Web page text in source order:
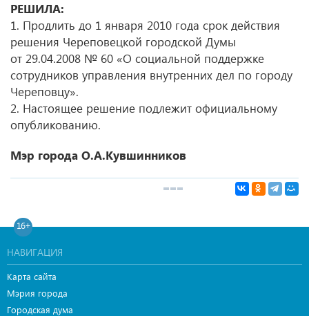
РЕШИЛА:
1. Продлить до 1 января 2010 года срок действия
решения Череповецкой городской Думы
от 29.04.2008 № 60 «О социальной поддержке
сотрудников управления внутренних дел по городу
Череповцу».
2. Настоящее решение подлежит официальному
опубликованию.
Мэр города О.А.Кувшинников
16+
НАВИГАЦИЯ
Карта сайта
Мэрия города
Городская дума